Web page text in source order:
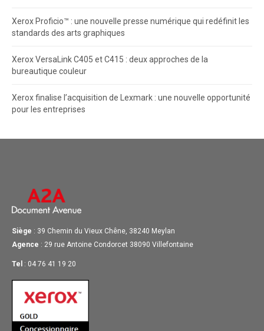
Xerox Proficio™ : une nouvelle presse numérique qui redéfinit les
standards des arts graphiques
Xerox VersaLink C405 et C415 : deux approches de la
bureautique couleur
Xerox finalise l’acquisition de Lexmark : une nouvelle opportunité
pour les entreprises
Siège : 39 Chemin du Vieux Chêne, 38240 Meylan
Agence : 29 rue Antoine Condorcet 38090 Villefontaine
Tel : 04 76 41 19 20